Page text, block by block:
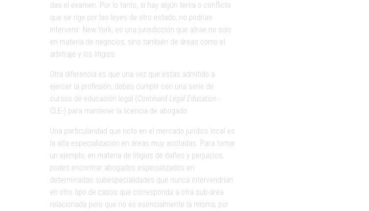
das el examen. Por lo tanto, si hay algún tema o conflicto
que se rige por las leyes de otro estado, no podrías
intervenir. New York, es una jurisdicción que atrae no solo
en materia de negocios, sino también de áreas como el
arbitraje y los litigios.
Otra diferencia es que una vez que estas admitido a
ejercer la profesión, debes cumplir con una serie de
cursos de educación legal (Continued Legal Education -
CLE-) para mantener la licencia de abogado.
Una particularidad que noto en el mercado jurídico local es
la alta especialización en áreas muy acotadas. Para tomar
un ejemplo, en materia de litigios de daños y perjuicios,
podes encontrar abogados especializados en
determinadas subespecialidades que nunca intervendrían
en otro tipo de casos que corresponda a otra sub-área
relacionada pero que no es esencialmente la misma; por